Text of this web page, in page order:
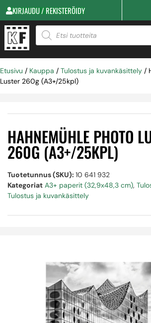
KIRJAUDU / REKISTERÖIDY
Etusivu / Kauppa / Tulostus ja kuvankäsittely /
Luster 260g (A3+/25kpl)
HAHNEMÜHLE PHOTO
260G (A3+/25KPL)
Tuotetunnus (SKU): 10 641 932
Kategoriat A3+ paperit (32,9x48,3 cm),
Tulostus ja kuvankäsittely